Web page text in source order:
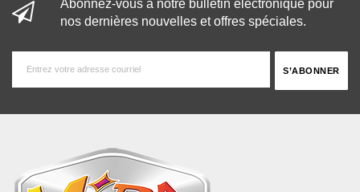
Abonnez-vous à notre bulletin électronique pour
nos dernières nouvelles et offres spéciales.